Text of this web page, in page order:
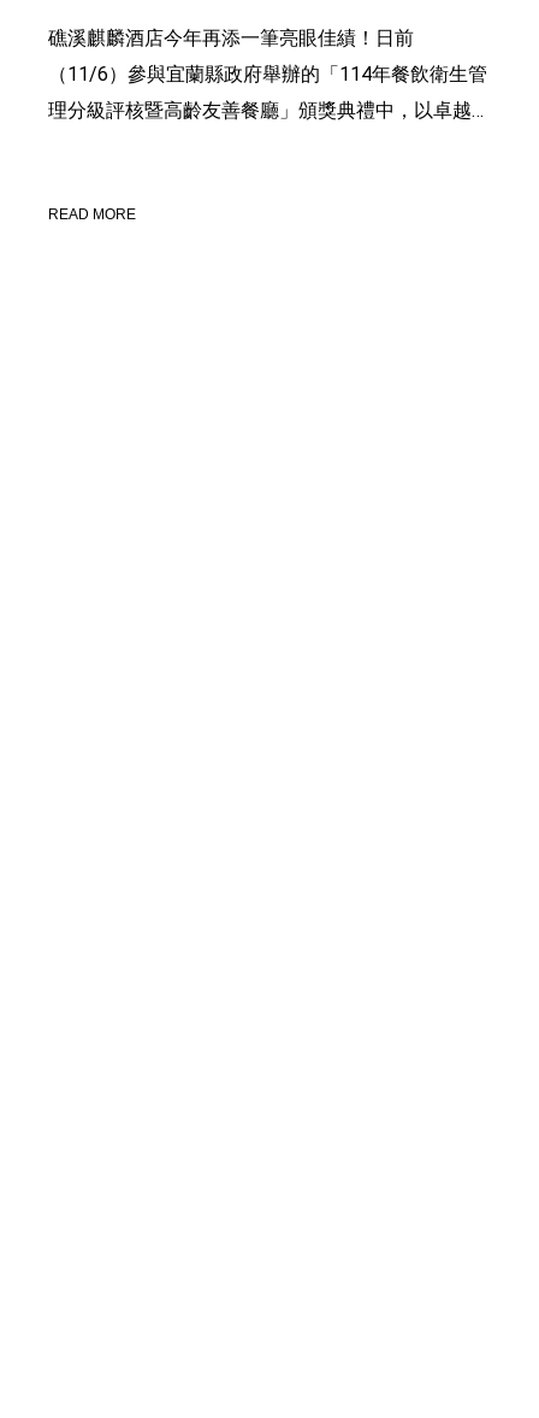
礁溪麒麟酒店今年再添一筆亮眼佳績！日前
（11/6）參與宜蘭縣政府舉辦的「114年餐飲衛生管
理分級評核暨高齡友善餐廳」頒獎典禮中，以卓越
縣內少數奪得雙獎的傑出代表，實力備受肯定。
READ MORE